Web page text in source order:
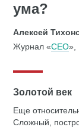
ума?
Алексей
Журнал «СЕО»,
Золотой век
Еще
Сложный,